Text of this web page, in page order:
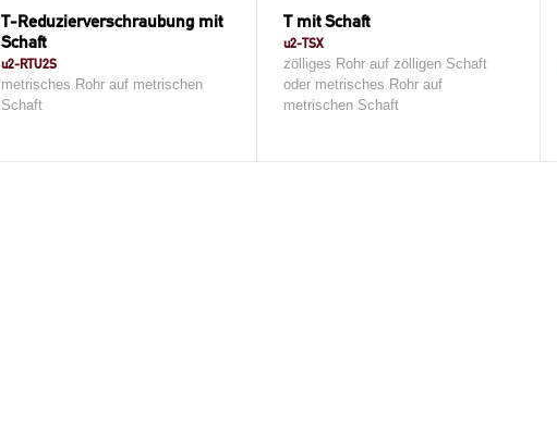
T-Reduzierverschraubung mit
Schaft
u2-RTU2S
metrisches Rohr auf metrischen
Schaft
T mit Schaft
u2-TSX
zölliges Rohr auf zölligen Schaft
oder metrisches Rohr auf
metrischen Schaft